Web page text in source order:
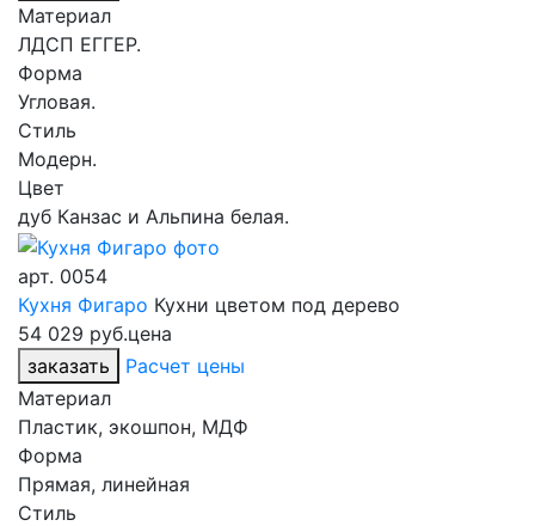
Материал
ЛДСП ЕГГЕР.
Форма
Угловая.
Стиль
Модерн.
Цвет
дуб Канзас и Альпина белая.
арт. 0054
Кухня Фигаро Кухни цветом под дерево
54 029 руб.цена
заказать
Расчет цены
Материал
Пластик, экошпон, МДФ
Форма
Прямая, линейная
Стиль